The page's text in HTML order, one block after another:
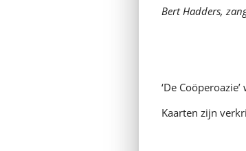
Bert Hadders,
‘De
Kaarten zijn